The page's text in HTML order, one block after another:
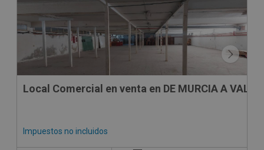
Local Comercial en venta en DE MURCIA A
Impuestos no incluidos